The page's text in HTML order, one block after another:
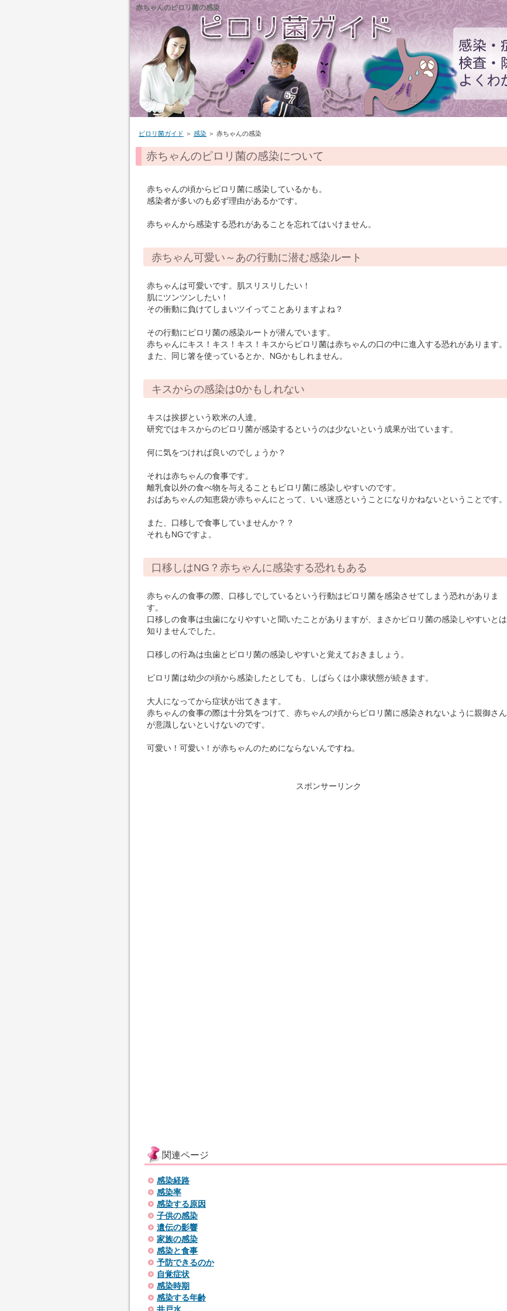
赤ちゃんのピロリ菌の感染
ピロリ菌ガイド ＞ 感染 ＞ 赤ちゃんの感染
赤ちゃんのピロリ菌の感染について
赤ちゃんの頃からピロリ菌に感染しているかも。
感染者が多いのも必ず理由があるかです。
赤ちゃんから感染する恐れがあることを忘れてはいけません。
赤ちゃん可愛い～あの行動に潜む感染ルート
赤ちゃんは可愛いです。肌スリスリしたい！
肌にツンツンしたい！
その衝動に負けてしまいツイってことありますよね？
その行動にピロリ菌の感染ルートが潜んでいます。
赤ちゃんにキス！キス！キス！キスからピロリ菌は赤ちゃんの口の中に進入する恐れがあります。
また、同じ箸を使っているとか、NGかもしれません。
キスからの感染は0かもしれない
キスは挨拶という欧米の人達。
研究ではキスからのピロリ菌が感染するというのは少ないという成果が出ています。
何に気をつければ良いのでしょうか？
それは赤ちゃんの食事です。
離乳食以外の食べ物を与えることもピロリ菌に感染しやすいのです。
おばあちゃんの知恵袋が赤ちゃんにとって、いい迷惑ということになりかねないということです。
また、口移しで食事していませんか？？
それもNGですよ。
口移しはNG？赤ちゃんに感染する恐れもある
赤ちゃんの食事の際、口移しでしているという行動はピロリ菌を感染させてしまう恐れがありま
す。
口移しの食事は虫歯になりやすいと聞いたことがありますが、まさかピロリ菌の感染しやすいとは
知りませんでした。
口移しの行為は虫歯とピロリ菌の感染しやすいと覚えておきましょう。
ピロリ菌は幼少の頃から感染したとしても、しばらくは小康状態が続きます。
大人になってから症状が出てきます。
赤ちゃんの食事の際は十分気をつけて、赤ちゃんの頃からピロリ菌に感染されないように親御さん
が意識しないといけないのです。
可愛い！可愛い！が赤ちゃんのためにならないんですね。
スポンサーリンク
関連ページ
感染経路
感染率
感染する原因
子供の感染
遺伝の影響
家族の感染
感染と食事
予防できるのか
自覚症状
感染時期
感染する年齢